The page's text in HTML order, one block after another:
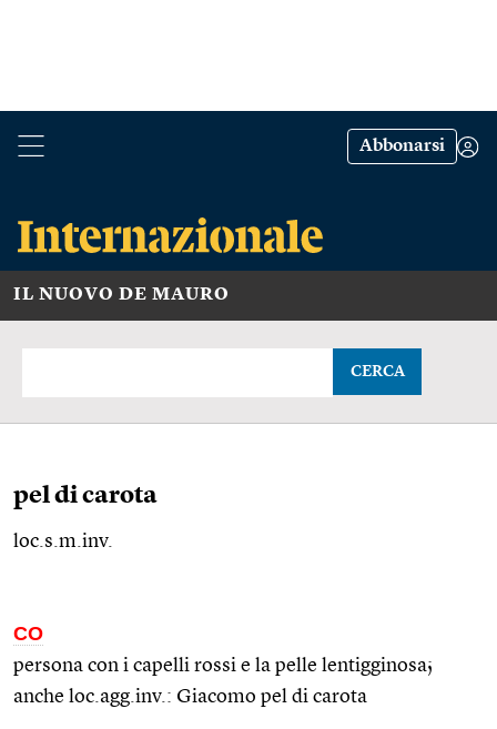
Abbonarsi
IL NUOVO DE MAURO
CERCA
pel di carota
loc.s.m.inv.
CO
persona con i capelli rossi e la pelle lentigginosa;
anche loc.agg. inv.: Giacomo pel di carota